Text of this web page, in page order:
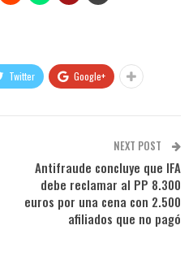
Twitter Google+
NEXT POST
Antifraude concluye que IFA
debe reclamar al PP 8.300
euros por una cena con 2.500
afiliados que no pagó